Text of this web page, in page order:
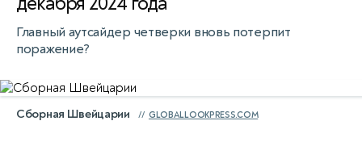
Главный аутсайдер четверки вновь потерпит
поражение?
Сборная Швейцарии GLOBALLOOKPRESS.COM